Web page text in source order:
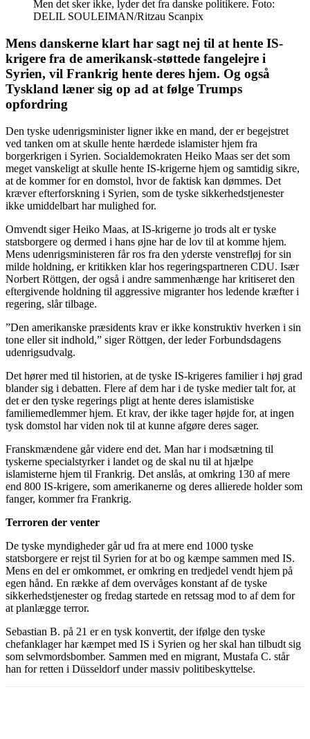
Men det sker ikke, lyder det fra danske politikere. Foto:
DELIL SOULEIMAN/Ritzau Scanpix
Mens danskerne klart har sagt nej til at hente IS-
krigere fra de amerikansk-støttede fangelejre i
Syrien, vil Frankrig hente deres hjem. Og også
Tyskland læner sig op ad at følge Trumps
opfordring
Den tyske udenrigsminister ligner ikke en mand, der er begejstret
ved tanken om at skulle hente hærdede islamister hjem fra
borgerkrigen i Syrien. Socialdemokraten Heiko Maas ser det som
meget vanskeligt at skulle hente IS-krigerne hjem og samtidig sikre,
at de kommer for en domstol, hvor de faktisk kan dømmes. Det
kræver efterforskning i Syrien, som de tyske sikkerhedstjenester
ikke umiddelbart har mulighed for.
Omvendt siger Heiko Maas, at IS-krigerne jo trods alt er tyske
statsborgere og dermed i hans øjne har de lov til at komme hjem.
Mens udenrigsministeren får ros fra den yderste venstrefløj for sin
milde holdning, er kritikken klar hos regeringspartneren CDU. Især
Norbert Röttgen, der også i andre sammenhænge har kritiseret den
eftergivende holdning til aggressive migranter hos ledende kræfter i
regering, slår tilbage.
”Den amerikanske præsidents krav er ikke konstruktiv hverken i sin
tone eller sit indhold,” siger Röttgen, der leder Forbundsdagens
udenrigsudvalg.
Det hører med til historien, at de tyske IS-krigeres familier i høj grad
blander sig i debatten. Flere af dem har i de tyske medier talt for, at
det er den tyske regerings pligt at hente deres islamistiske
familiemedlemmer hjem. Et krav, der ikke tager højde for, at ingen
tysk domstol har viden nok til at kunne afgøre deres sager.
Franskmændene går videre end det. Man har i modsætning til
tyskerne specialstyrker i landet og de skal nu til at hjælpe
islamisterne hjem til Frankrig. Det anslås, at omkring 130 af mere
end 800 IS-krigere, som amerikanerne og deres allierede holder som
fanger, kommer fra Frankrig.
Terroren der venter
De tyske myndigheder går ud fra at mere end 1000 tyske
statsborgere er rejst til Syrien for at bo og kæmpe sammen med IS.
Mens en del er omkommet, er omkring en tredjedel vendt hjem på
egen hånd. En række af dem overvåges konstant af de tyske
sikkerhedstjenester og fredag startede en retssag mod to af dem for
at planlægge terror.
Sebastian B. på 21 er en tysk konvertit, der ifølge den tyske
chefanklager har kæmpet med IS i Syrien og her skal han tilbudt sig
som selvmordsbomber. Sammen med en migrant, Mustafa C. står
han for retten i Düsseldorf under massiv politibeskyttelse.